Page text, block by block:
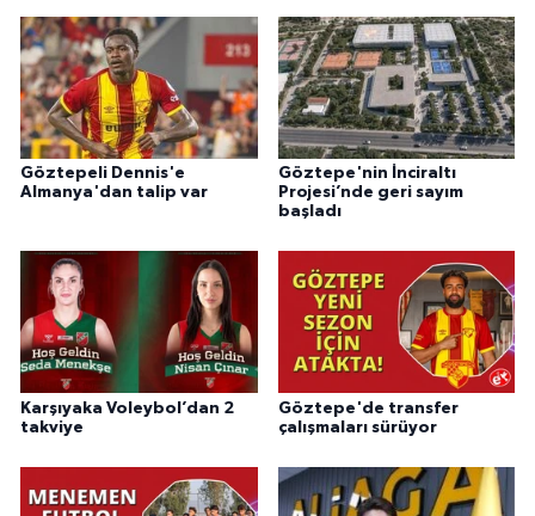
Göztepeli Dennis'e
Almanya'dan talip var
Göztepe'nin İnciraltı
Projesi’nde geri sayım
başladı
Karşıyaka Voleybol’dan 2
takviye
Göztepe'de transfer
çalışmaları sürüyor